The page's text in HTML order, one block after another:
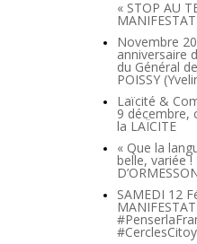
« STOP AU
Novembre
anniversaire
du Général
POISSY
Laïcité &
9 décembre,
la LAÏCITE
« Que la
belle, variée !
SAMEDI 12